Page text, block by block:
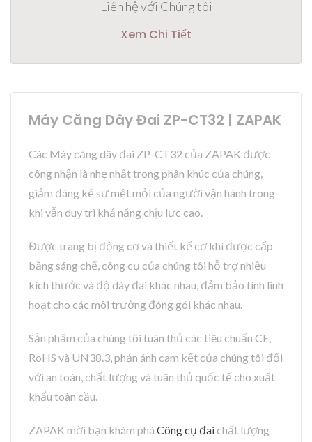
Liên hệ với Chúng tôi
Xem Chi Tiết
Máy Căng Dây Đai ZP-CT32 | ZAPAK
Các Máy căng dây đai ZP-CT32 của ZAPAK được
công nhận là nhẹ nhất trong phân khúc của chúng,
giảm đáng kể sự mệt mỏi của người vận hành trong
khi vẫn duy trì khả năng chịu lực cao.
Được trang bị động cơ và thiết kế cơ khí được cấp
bằng sáng chế, công cụ của chúng tôi hỗ trợ nhiều
kích thước và độ dày đai khác nhau, đảm bảo tính linh
hoạt cho các môi trường đóng gói khác nhau.
Sản phẩm của chúng tôi tuân thủ các tiêu chuẩn CE,
RoHS và UN38.3, phản ánh cam kết của chúng tôi đối
với an toàn, chất lượng và tuân thủ quốc tế cho xuất
khẩu toàn cầu.
ZAPAK mời bạn khám phá Công cụ đaichất lượng